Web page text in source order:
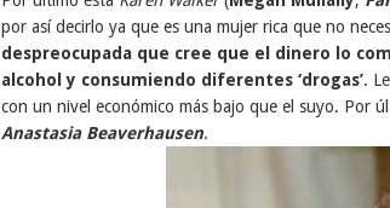
por así decirlo ya que es una mujer rica que no
despreocupada que cree que el dinero lo
alcohol y consumiendo diferentes ‘drogas’.
con un nivel económico más bajo que el suyo. Por
Anastasia Beaverhausen.